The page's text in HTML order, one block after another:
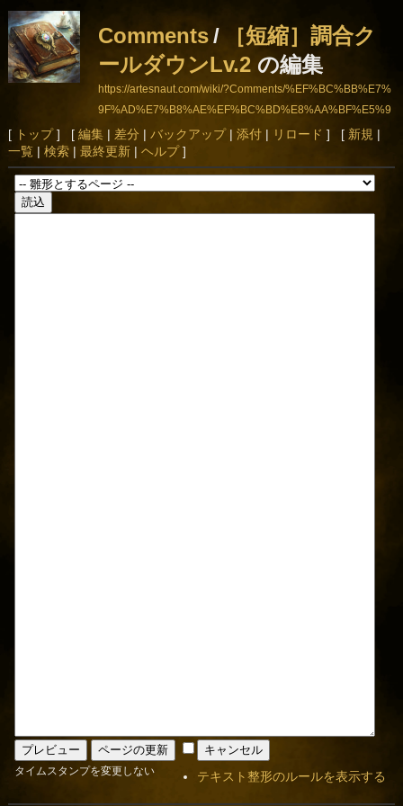
Comments/
［短縮］調合ク
ールダウンLv.2の編集
https://artesnaut.com/wiki/?Comments/%EF%BC%BB%E7%
9F%AD%E7%B8%AE%EF%BC%BD%E8%AA%BF%E5%9
0%88%E3%82%AF%E3%83%BC%E3%83%AB%E3%83%
80%E3%82%A6%E3%83%B3Lv.2
[ トップ] [ 編集| 差分 | バックアップ| 添付| リロード ] [ 新規 |
一覧| 検索| 最終更新| ヘルプ]
タイムスタンプを変更しない テキスト整形のルールを表示する